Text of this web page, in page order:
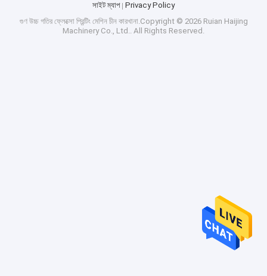
সাইট ম্যাপ
Privacy Policy
গুণ উচ্চ গতির ফ্লেক্সো প্রিন্টিং মেশিনচীন কারখানা.Copyright © 2026 Ruian Haijing
Machinery Co., Ltd.. All Rights Reserved.